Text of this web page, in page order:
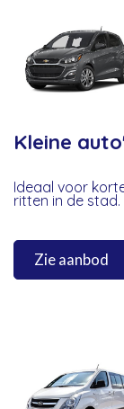
Kleine
Ideaal voor
ritten in de stad.
Zie aanbod